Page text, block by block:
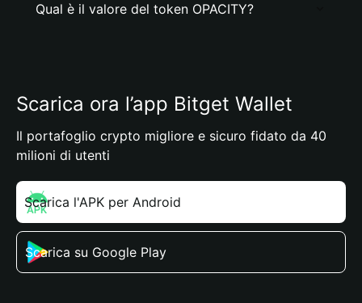
Qual è il valore del token OPACITY?
Scarica ora l’app Bitget Wallet
Il portafoglio crypto migliore e sicuro fidato da 40
milioni di utenti
Scarica l'APK per Android
Scarica su Google Play